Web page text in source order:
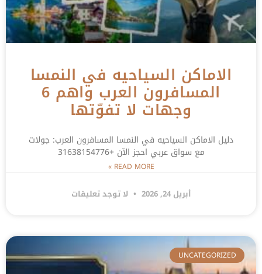
الاماكن السياحيه في النمسا
المسافرون العرب واهم 6
وجهات لا تفوّتها
دليل الاماكن السياحيه في النمسا المسافرون العرب: جولات
مع سواق عربي احجز الآن +31638154776
READ MORE »
أبريل 24, 2026 لا توجد تعليقات
UNCATEGORIZED